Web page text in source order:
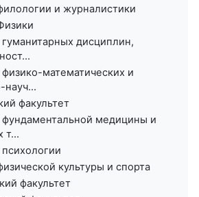
и журналистики
гуманитарных дисциплин,
физико-математических и
науч...
факультет
фундаментальной медицины и
т...
культуры и спорта
факультет